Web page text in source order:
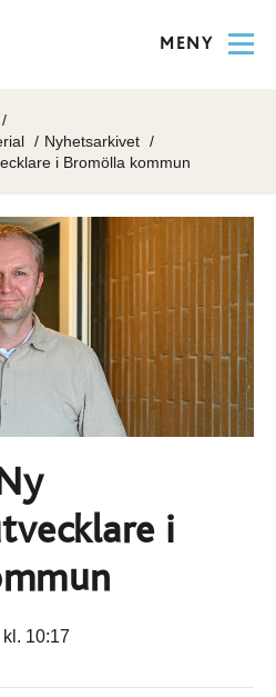
MENY
Nyhetsarkivet
i Bromölla kommun
i
10:17